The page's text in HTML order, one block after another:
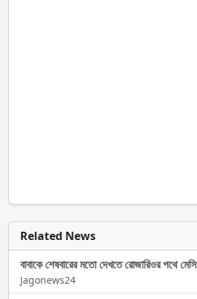
Related News
বাবাকে শেষবারের মতো দেখতে রোজারিওর পথে মেসি
Jagonews24